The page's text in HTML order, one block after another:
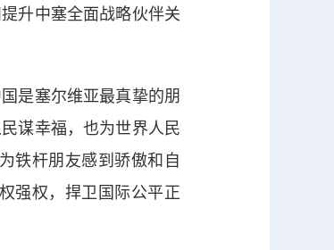
升中塞全面战略伙伴关
是塞尔维亚最真挚的朋
谋幸福，也为世界人民
铁杆朋友感到骄傲和自
强权，捍卫国际公平正